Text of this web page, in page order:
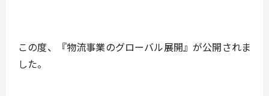
この度、『物流事業のグローバル展開』が公開されま
した。